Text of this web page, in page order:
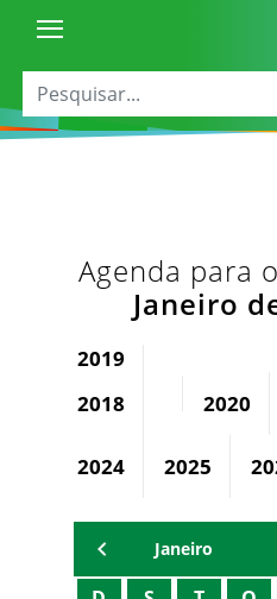
Agenda para
Janeiro
2019
2018
2020
2024 2025
Janeiro